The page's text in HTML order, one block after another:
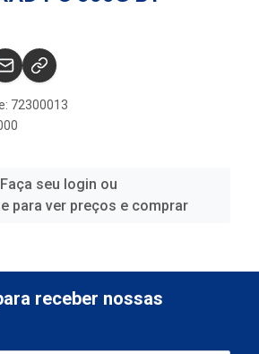
72300013
Faça seu login ou
para ver preços e comprar
receber nossas